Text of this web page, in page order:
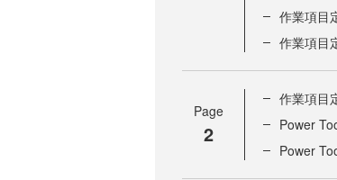
作業項目
作業項目
Page
2
作業項目
Power
Power